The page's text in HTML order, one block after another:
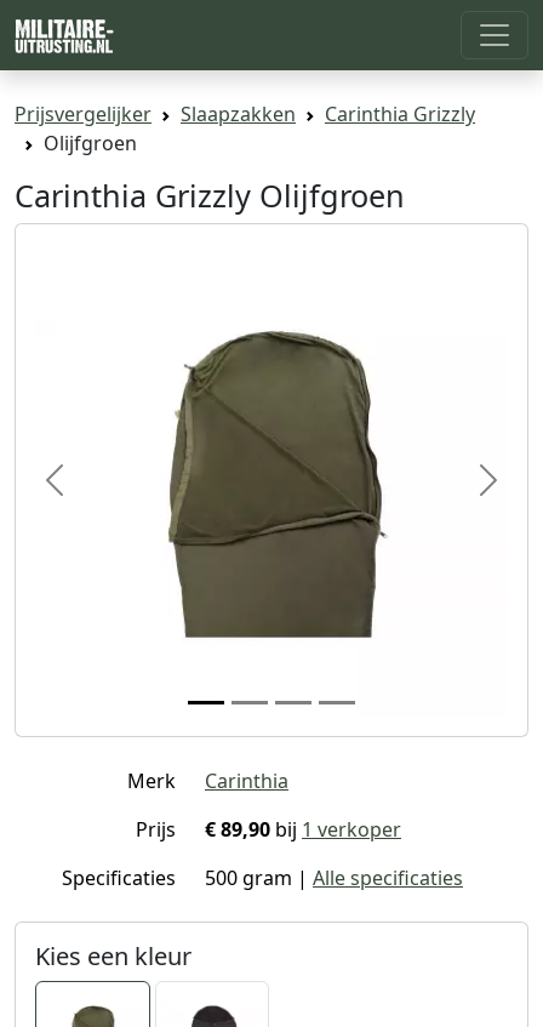
Prijsvergelijker Slaapzakken
Carinthia Grizzly
Olijfgroen
Carinthia Grizzly Olijfgroen
Previous Next
Merk
Carinthia
Prijs
€ 89,90 bij 1 verkoper
Specificaties
500 gram | Alle specificaties
Kies een kleur